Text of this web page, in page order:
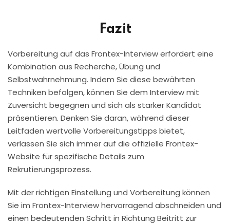
Fazit
Vorbereitung auf das Frontex-Interviewerfordert eine
Kombination aus Recherche, Übung und
Selbstwahrnehmung. Indem Sie diese bewährten
Techniken befolgen, können Sie dem Interview mit
Zuversicht begegnen und sich als starker Kandidat
präsentieren. Denken Sie daran, während dieser
Leitfaden wertvolle Vorbereitungstipps bietet,
verlassen Sie sich immer auf die offizielle Frontex-
Website für spezifische Details zum
Rekrutierungsprozess.
Mit der richtigen Einstellung und Vorbereitung können
Sie im Frontex-Interview hervorragend abschneiden und
einen bedeutenden Schritt in Richtung Beitritt zur